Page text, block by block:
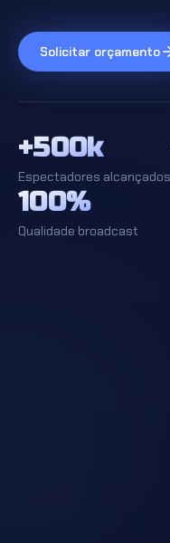
Solicitar orçamento
+500k
Espectadores alcançados
100%
Qualidade broadcast